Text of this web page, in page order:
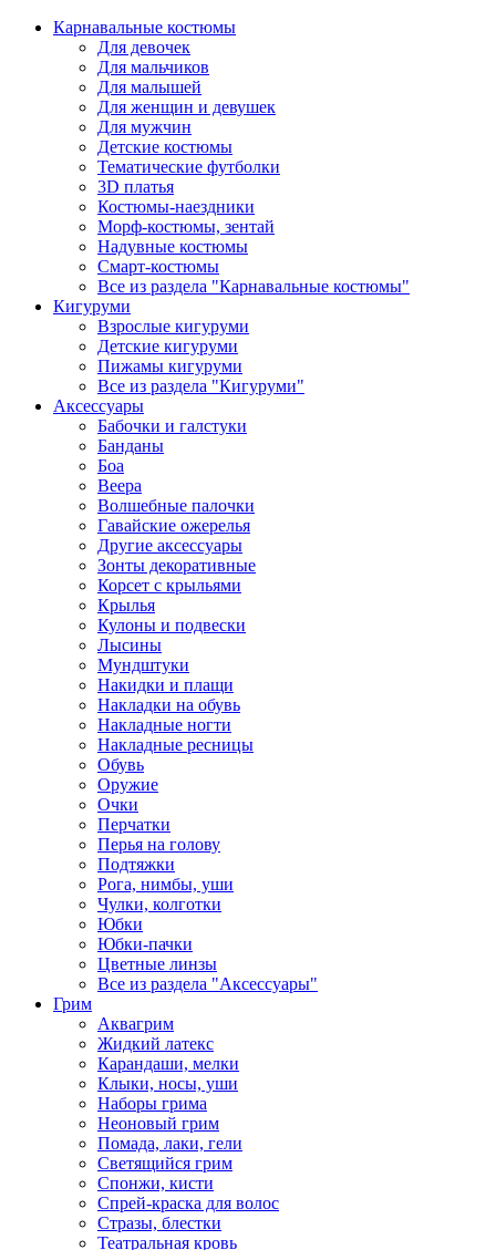
Карнавальные костюмы
Для девочек
Для мальчиков
Для малышей
Для женщин и девушек
Для мужчин
Детские костюмы
Тематические футболки
3D платья
Костюмы-наездники
Морф-костюмы, зентай
Надувные костюмы
Смарт-костюмы
Все из раздела "Карнавальные костюмы"
Кигуруми
Взрослые кигуруми
Детские кигуруми
Пижамы кигуруми
Все из раздела "Кигуруми"
Аксессуары
Бабочки и галстуки
Банданы
Боа
Веера
Волшебные палочки
Гавайские ожерелья
Другие аксессуары
Зонты декоративные
Корсет с крыльями
Крылья
Кулоны и подвески
Лысины
Мундштуки
Накидки и плащи
Накладки на обувь
Накладные ногти
Накладные ресницы
Обувь
Оружие
Очки
Перчатки
Перья на голову
Подтяжки
Рога, нимбы, уши
Чулки, колготки
Юбки
Юбки-пачки
Цветные линзы
Все из раздела "Аксессуары"
Грим
Аквагрим
Жидкий латекс
Карандаши, мелки
Клыки, носы, уши
Наборы грима
Неоновый грим
Помада, лаки, гели
Светящийся грим
Спонжи, кисти
Спрей-краска для волос
Стразы, блестки
Театральная кровь